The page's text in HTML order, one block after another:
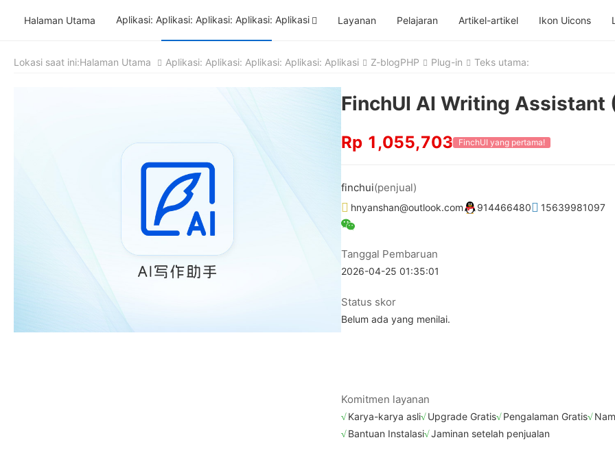
Halaman Utama Aplikasi: Aplikasi: Aplikasi: Aplikasi: Aplikasi Layanan Pelajaran Artikel-artikel Ikon Uicons
Lokasi saat ini:Halaman Utama Aplikasi: Aplikasi: Aplikasi: Aplikasi: Aplikasi Z-blogPHP Plug-in Teks utama:
FinchUI AI Writing Assistant
Rp 1,055,703 FinchUI yang pertama!
finchui(penjual)
hnyanshan@outlook.com 914466480 15639981097
Tanggal Pembaruan
2026-04-25 01:35:01
Status skor
Belum ada yang menilai.
Komitmen layanan
Karya-karya asli Upgrade Gratis Pengalaman Gratis
Bantuan Instalasi Jaminan setelah penjualan